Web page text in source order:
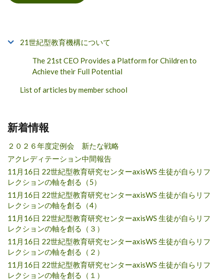
21世紀型教育機構について
The 21st CEO Provides a Platform for Children to
Achieve their Full Potential
List of articles by member school
新着情報
２０２６年度定例会 新たな戦略
アクレディテーション中間報告
11月16日 22世紀型教育研究センターaxisWS 生徒が自らリフ
レクションの軸を創る（5）
11月16日 22世紀型教育研究センターaxisWS 生徒が自らリフ
レクションの軸を創る（4）
11月16日 22世紀型教育研究センターaxisWS 生徒が自らリフ
レクションの軸を創る（３）
11月16日 22世紀型教育研究センターaxisWS 生徒が自らリフ
レクションの軸を創る（２）
11月16日 22世紀型教育研究センターaxisWS 生徒が自らリフ
レクションの軸を創る（１）